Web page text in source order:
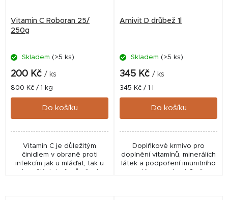
Vitamin C Roboran 25/
250g
Skladem (>5 ks)
200 Kč / ks
Měrná
cena:
800 Kč / 1 kg
Do košíku
Vitamin C je důležitým
činidlem v obraně proti
infekcím jak u mláďat, tak u
Amivit D drůbež 1l
Skladem (>5 ks)
345 Kč / ks
Měrná
cena:
345 Kč / 1 l
Do košíku
Doplňkové krmivo pro
doplnění vitamínů, minerálích
látek a podpoření imunitního